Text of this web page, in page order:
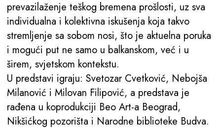
prevazilaženje teškog bremena prošlosti, uz sva
individualna i kolektivna iskušenja koja takvo
stremljenje sa sobom nosi, što je aktuelna poruka
i mogući put ne samo u balkanskom, već i u
širem, svjetskom kontekstu.
U predstavi igraju: Svetozar Cvetković, Nebojša
Milanović i Milovan Filipović, a predstava je
rađena u koprodukciji Beo Art-a Beograd,
Nikšićkog pozorišta i Narodne biblioteke Budva.